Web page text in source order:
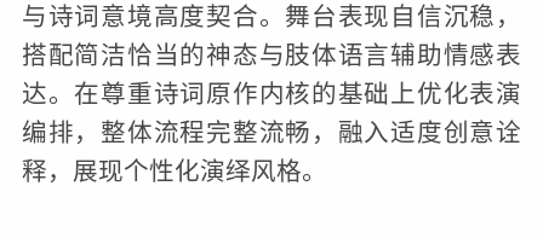
与诗词意境高度契合。舞台表现自信沉稳，
搭配简洁恰当的神态与肢体语言辅助情感表
达。在尊重诗词原作内核的基础上优化表演
编排，整体流程完整流畅，融入适度创意诠
释，展现个性化演绎风格。